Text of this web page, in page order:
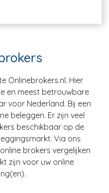
Onlinebrokers.nl. Hier
en meest betrouwbare
voor Nederland. Bij een
beleggen. Er zijn veel
beschikbaar op de
Via ons
brokers vergelijken
zijn voor uw online